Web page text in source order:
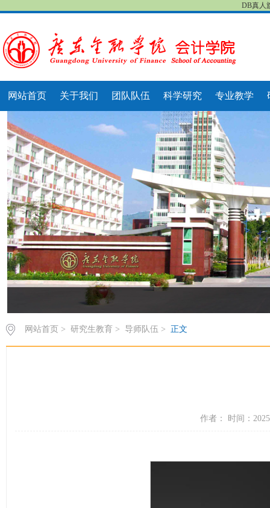
DB真人
网站首页 关于我们 团队队伍 科学研究 专业教学
网站首页 > 研究生教育 > 导师队伍 > 正文
作者： 时间：